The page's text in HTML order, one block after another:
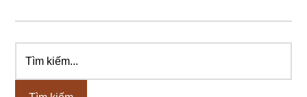
Sidebar
chính
kiếm...